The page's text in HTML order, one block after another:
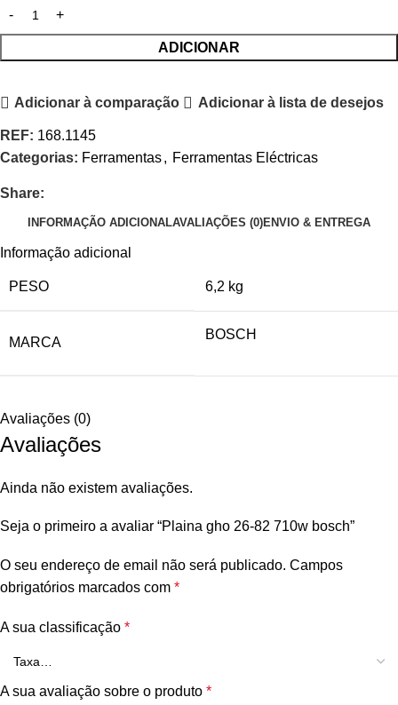
ADICIONAR
Adicionar à comparação Adicionar à lista de desejos
REF: 168.1145
Categorias: Ferramentas, Ferramentas Eléctricas
Share:
INFORMAÇÃO ADICIONALAVALIAÇÕES (0)ENVIO & ENTREGA
Informação adicional
PESO 6,2 kg
MARCA
BOSCH
Avaliações (0)
Avaliações
Ainda não existem avaliações.
Seja o primeiro a avaliar “Plaina gho 26-82 710w bosch”
O seu endereço de email não será publicado. Campos
obrigatórios marcados com *
A sua classificação *
A sua avaliação sobre o produto *